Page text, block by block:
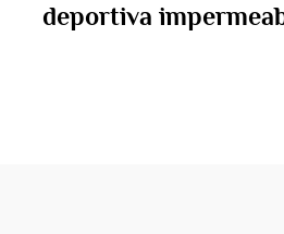
deportiva